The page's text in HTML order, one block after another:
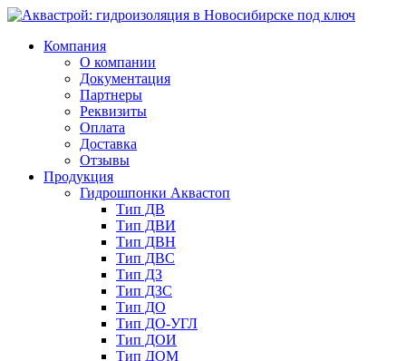
Компания
О компании
Документация
Партнеры
Реквизиты
Оплата
Доставка
Отзывы
Продукция
Гидрошпонки Аквастоп
Тип ДВ
Тип ДВИ
Тип ДВН
Тип ДВС
Тип ДЗ
Тип ДЗС
Тип ДО
Тип ДО-УГЛ
Тип ДОИ
Тип ДОМ